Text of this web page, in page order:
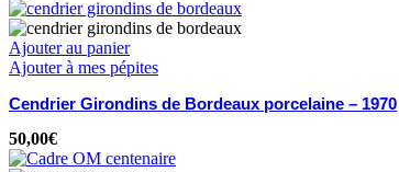
Ajouter au panier
Ajouter à mes pépites
Cendrier Girondins de Bordeaux porcelaine – 1970
50,00€